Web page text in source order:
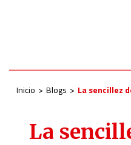
Inicio Blogs La sencillez
La